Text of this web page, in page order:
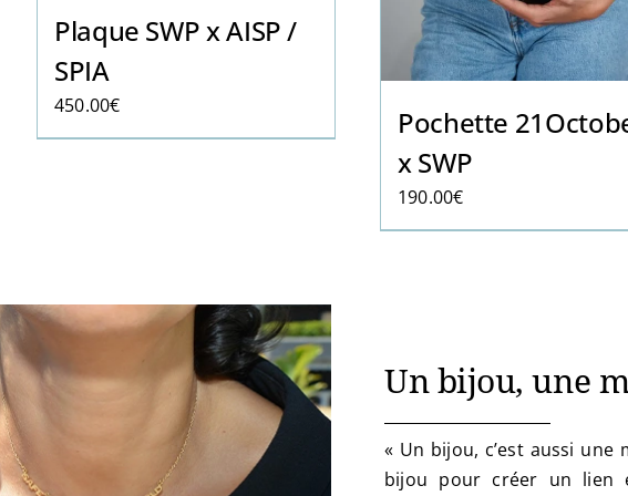
Plaque SWP x AISP /
SPIA
450.00€
Pochette
x SWP
190.00€
Un bijou, une
« Un bijou, c’est aussi une
bijou pour créer un lien